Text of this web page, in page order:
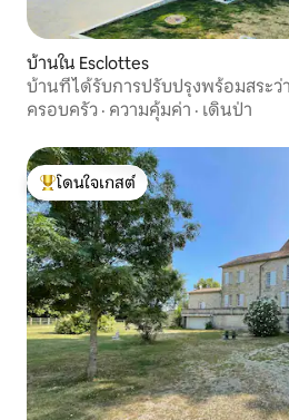
บ้านใน Esclottes
บ้านที่ได้รับการปรับปรุงพร้อมสระว่
ครอบครัว · ความคุ้มค่า · เดินป่า
โดนใจเกสต์ที่สุด
โดนใจเกสต์